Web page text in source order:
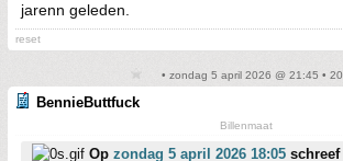
jarenn geleden.
reset
• zondag 5 april 2026 @ 21:45 • 20
BennieButtfuck
Billenmaat
Op zondag 5 april 2026 18:05 schreef